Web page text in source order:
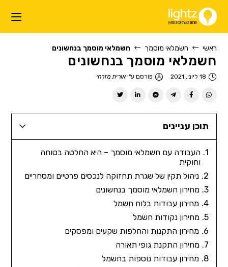
ראשי חשמלאי מוסמך חשמלאי מוסמך בנחשונים
חשמלאי מוסמך בנחשונים
18 ליוני, 2021 פורסם ע"יאורית מזרחי
תוכן עניינים
העבודה עם חשמלאי מוסמך – היא החלטה בטוחה
וחוקית
ניהול תקין של שגרת תחזוקה לנכסים פרטיים ומסחריים
מחירון חשמלאי מוסמך בנחשונים
מחירון עבודות בלוח חשמל
מחירון נקודות חשמל
מחירון התקנות והחלפות שקעים ומפסקים
מחירון התקנת גופי תאורה
מחירון עבודות נוספות בחשמל